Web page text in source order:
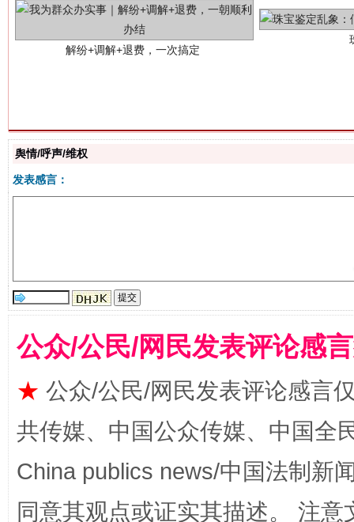
站台名比不上好声名
漫山遍野的桃花与雪山、麦地、白藏房 除
舆情/呼声/维权
发表感言：
公众/公民/网民发表评论感
★ 公众/公民/网民发表评论感言
共传媒、中国公众传媒、中国全
China publics news/中国法制新
同意其观点或证实其描述。 注